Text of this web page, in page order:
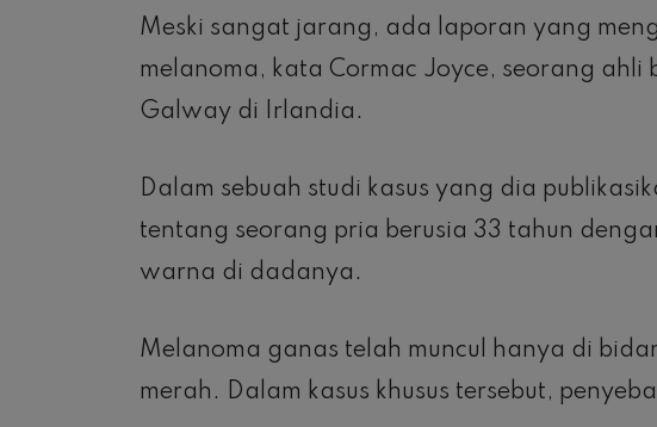
Meski sangat jarang, ada laporan yang
melanoma, kata Cormac Joyce, seorang ahli
Galway di Irlandia.
Dalam sebuah studi kasus yang dia
tentang seorang pria berusia 33 tahun
warna di dadanya.
Melanoma ganas telah muncul hanya di
merah. Dalam kasus khusus tersebut,